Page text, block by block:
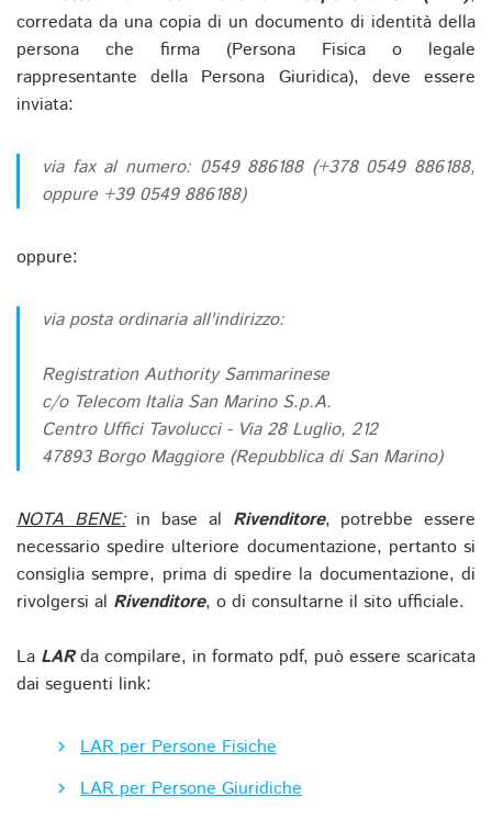
corredata da una copia di un documento di identità della
persona che firma (Persona Fisica o legale
rappresentante della Persona Giuridica), deve essere
inviata:
via fax al numero: 0549 886188 (+378 0549 886188,
oppure +39 0549 886188)
oppure:
via posta ordinaria all'indirizzo:
Registration Authority Sammarinese
c/o Telecom Italia San Marino S.p.A.
Centro Uffici Tavolucci - Via 28 Luglio, 212
47893 Borgo Maggiore (Repubblica di San Marino)
NOTA BENE:in base al Rivenditore, potrebbe essere
necessario spedire ulteriore documentazione, pertanto si
consiglia sempre, prima di spedire la documentazione, di
rivolgersi al Rivenditore, o di consultarne il sito ufficiale.
La LARda compilare, in formato pdf, può essere scaricata
dai seguenti link:
LAR per Persone Fisiche
LAR per Persone Giuridiche